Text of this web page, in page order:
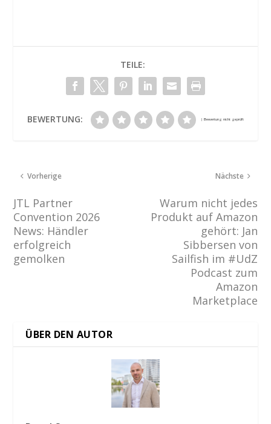
TEILE:
BEWERTUNG:
Vorherige
JTL Partner
Convention 2026
News: Händler
erfolgreich
gemolken
Nächste
Warum nicht jedes
Produkt auf Amazon
gehört: Jan
Sibbersen von
Sailfish im #UdZ
Podcast zum
Amazon
Marketplace
ÜBER DEN AUTOR